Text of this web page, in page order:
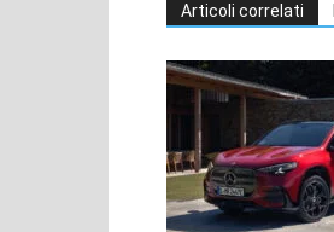
Articoli correlati